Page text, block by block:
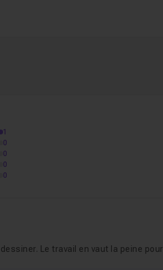
1
0
0
0
0
Le travail en vaut la peine pour